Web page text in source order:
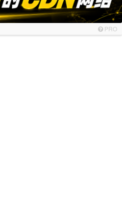
PRO